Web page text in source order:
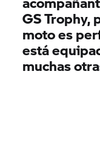
GS Trophy,
moto es
está
muchas